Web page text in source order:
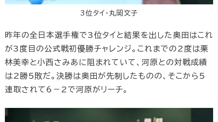
3位タイ・丸岡文子
昨年の全日本選手権で3位タイと結果を出した奥田はこれ
が3度目の公式戦初優勝チャレンジ。これまでの2度は栗
林美幸と小西さみあに阻まれていて、河原との対戦成績
は2勝5敗だ。決勝は奥田が先制したものの、そこから5
連取されて6－2で河原がリーチ。